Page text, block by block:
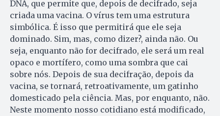
DNA, que permite que, depois de decifrado, seja
criada uma vacina. O vírus tem uma estrutura
simbólica. É isso que permitirá que ele seja
dominado. Sim, mas, como dizer?, ainda não. Ou
seja, enquanto não for decifrado, ele será um real
opaco e mortífero, como uma sombra que cai
sobre nós. Depois de sua decifração, depois da
vacina, se tornará, retroativamente, um gatinho
domesticado pela ciência. Mas, por enquanto, não.
Neste momento nosso cotidiano está modificado,